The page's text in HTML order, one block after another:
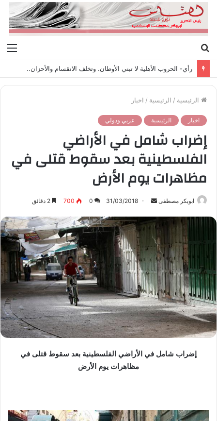
عن
رأي- الحروب الأهلية لا تبني الأوطان. وتخلف الانقسام والأحزان..
الرئيسية / الرئيسية / اخبار
اخبار الرئيسية عربي ودولي
إضراب شامل في الأراضي
الفلسطينية بعد سقوط قتلى في
مظاهرات يوم الأرض
ابوبكر مصطفى
س
ب
ر
ي
د
ا
إ
ل
ك
ت
31/03/2018
0
700
إضراب شامل في الأراضي الفلسطينية بعد سقوط قتلى في
مظاهرات يوم الأرض